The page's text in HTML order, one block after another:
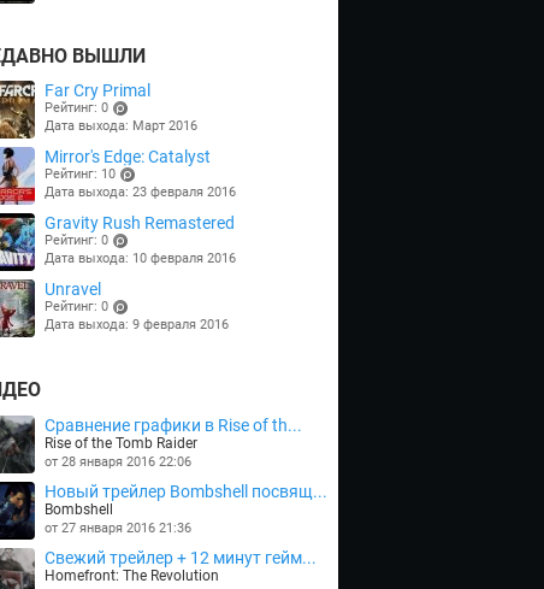
ВЫШЛИ
Far Cry Primal
Рейтинг: 0
(points)
Дата выхода: Март 2016
Mirror's Edge: Catalyst
Рейтинг: 10
(points)
Дата выхода: 23 февраля 2016
Gravity Rush Remastered
Рейтинг: 0
(points)
Дата выхода: 10 февраля 2016
Unravel
Рейтинг: 0
(points)
Дата выхода: 9 февраля 2016
Сравнение графики в Rise of th...
Rise of the Tomb Raider
от 28 января 2016 22:06
Новый трейлер Bombshell посвящ...
Bombshell
от 27 января 2016 21:36
Cвежий трейлер + 12 минут гейм...
Homefront: The Revolution